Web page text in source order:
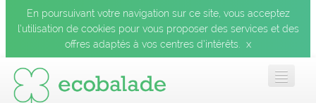
En poursuivant votre navigation sur ce site, vous acceptez
l’utilisation de cookies pour vous proposer des services et des
offres adaptés à vos centres d’intérêts.
x